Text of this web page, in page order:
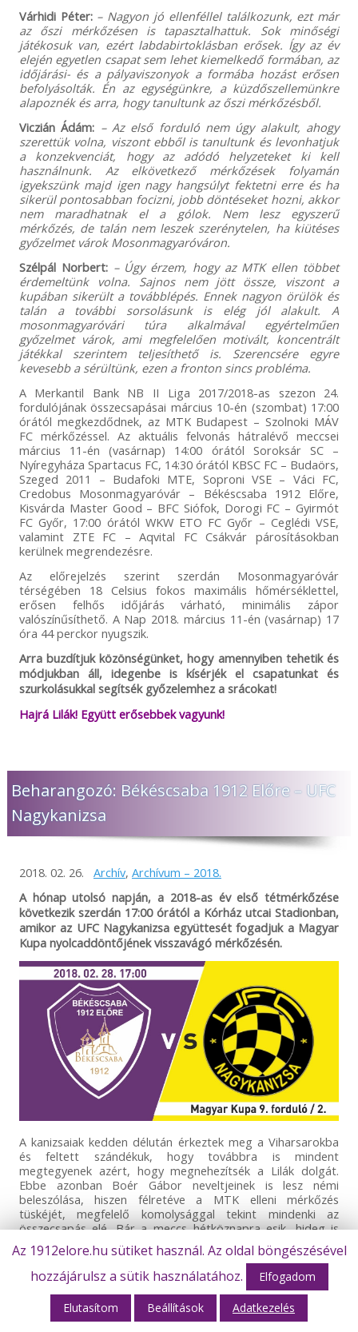
Várhidi Péter: – Nagyon jó ellenféllel találkozunk, ezt már
az őszi mérkőzésen is tapasztalhattuk. Sok minőségi
játékosuk van, ezért labdabirtoklásban erősek. Így az év
elején egyetlen csapat sem lehet kiemelkedő formában, az
időjárási- és a pályaviszonyok a formába hozást erősen
befolyásolták. Én az egységünkre, a küzdőszellemünkre
alapoznék és arra, hogy tanultunk az őszi mérkőzésből.
Viczián Ádám: – Az első forduló nem úgy alakult, ahogy
szerettük volna, viszont ebből is tanultunk és levonhatjuk
a konzekvenciát, hogy az adódó helyzeteket ki kell
használnunk. Az elkövetkező mérkőzések folyamán
igyekszünk majd igen nagy hangsúlyt fektetni erre és ha
sikerül pontosabban focizni, jobb döntéseket hozni, akkor
nem maradhatnak el a gólok. Nem lesz egyszerű
mérkőzés, de talán nem leszek szerénytelen, ha kiütéses
győzelmet várok Mosonmagyaróváron.
Szélpál Norbert: – Úgy érzem, hogy az MTK ellen többet
érdemeltünk volna. Sajnos nem jött össze, viszont a
kupában sikerült a továbblépés. Ennek nagyon örülök és
talán a további sorsolásunk is elég jól alakult. A
mosonmagyaróvári túra alkalmával egyértelműen
győzelmet várok, ami megfelelően motivált, koncentrált
játékkal szerintem teljesíthető is. Szerencsére egyre
kevesebb a sérültünk, ezen a fronton sincs probléma.
A Merkantil Bank NB II Liga 2017/2018-as szezon 24.
fordulójának összecsapásai március 10-én (szombat) 17:00
órától megkezdődnek, az MTK Budapest – Szolnoki MÁV
FC mérkőzéssel. Az aktuális felvonás hátralévő meccsei
március 11-én (vasárnap) 14:00 órától Soroksár SC –
Nyíregyháza Spartacus FC, 14:30 órától KBSC FC – Budaörs,
Szeged 2011 – Budafoki MTE, Soproni VSE – Váci FC,
Credobus Mosonmagyaróvár – Békéscsaba 1912 Előre,
Kisvárda Master Good – BFC Siófok, Dorogi FC – Gyirmót
FC Győr, 17:00 órától WKW ETO FC Győr – Ceglédi VSE,
valamint ZTE FC – Aqvital FC Csákvár párosításokban
kerülnek megrendezésre.
Az előrejelzés szerint szerdán Mosonmagyaróvár
térségében 18 Celsius fokos maximális hőmérséklettel,
erősen felhős időjárás várható, minimális zápor
valószínűsíthető. A Nap 2018. március 11-én (vasárnap) 17
óra 44 perckor nyugszik.
Arra buzdítjuk közönségünket, hogy amennyiben tehetik és
módjukban áll, idegenbe is kísérjék el csapatunkat és
szurkolásukkal segítsék győzelemhez a srácokat!
Hajrá Lilák! Együtt erősebbek vagyunk!
Beharangozó: Békéscsaba 1912 Előre – UFC
Nagykanizsa
2018. 02. 26. Archív, Archívum – 2018.
A hónap utolsó napján, a 2018-as év első tétmérkőzése
következik szerdán 17:00 órától a Kórház utcai Stadionban,
amikor az UFC Nagykanizsa együttesét fogadjuk a Magyar
Kupa nyolcaddöntőjének visszavágó mérkőzésén.
A kanizsaiak kedden délután érkeztek meg a Viharsarokba
és feltett szándékuk, hogy továbbra is mindent
megtegyenek azért, hogy megnehezítsék a Lilák dolgát.
Ebbe azonban Boér Gábor neveltjeinek is lesz némi
beleszólása, hiszen félretéve a MTK elleni mérkőzés
tüskéjét, megfelelő komolysággal tekint mindenki az
összecsapás elé. Bár a meccs hétköznapra esik, hideg is
lesz, így egészen biztosan nem éppen közönségcsalogatók
a körülmények, mindezektől függetlenül mégiscsak ez az év
első igazi tétmeccse hazai pályán. Így aztán, aki valóban él-
hal a csapatért és szeretné a srácokat élőben látni, annak
érdemes felöltöznie, és holnap munka után a Stadion felé
venni az irányt! Az első mérkőzésen megszerzett kétgólos
Az 1912elore.hu sütiket használ. Az oldal böngészésével
hozzájárulsz a sütik használatához.
Elfogadom
Elutasítom Beállítások Adatkezelés